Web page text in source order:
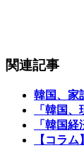
関連記事
韓国、家
「韓国
「韓国
【コラ